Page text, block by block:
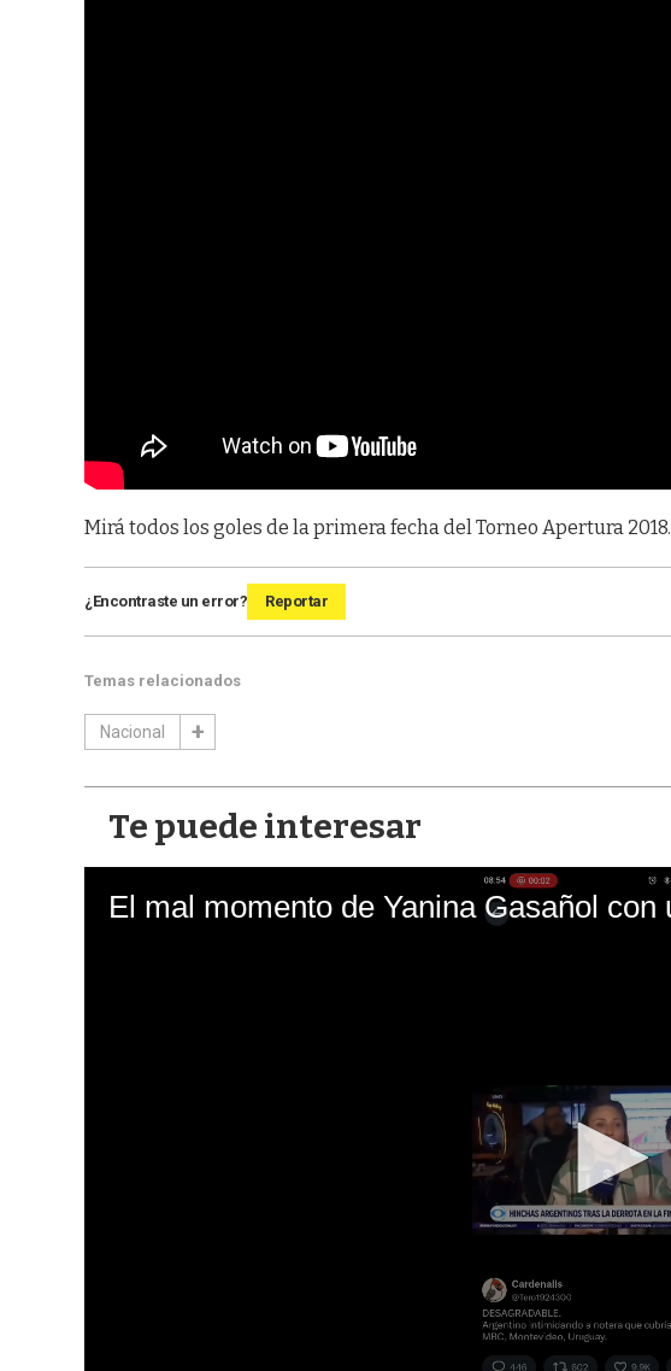
Mirá todos los goles de la primera fecha del Torneo Apertura 2018.
¿Encontraste un error? Reportar
Temas relacionados
Nacional
Te puede interesar